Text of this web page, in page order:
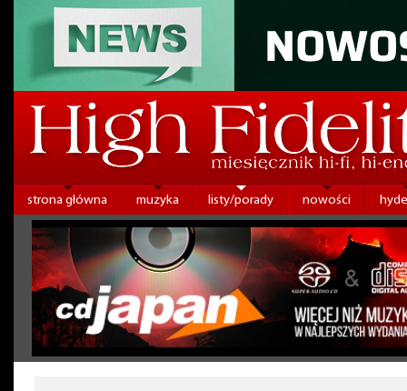
strona główna muzyka listy/porady nowości